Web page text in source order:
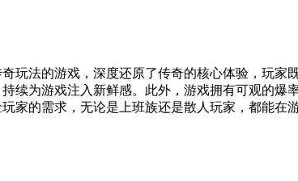
玩法的游戏，深度还原了传奇的核心体验，玩
续为游戏注入新鲜感。此外，游戏拥有可观的
家的需求，无论是上班族还是散人玩家，都能在